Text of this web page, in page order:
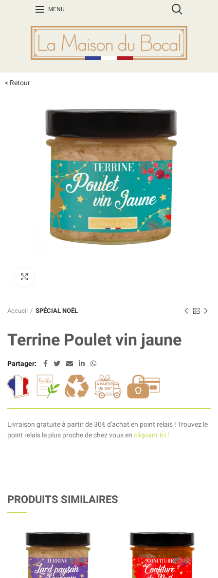
MENU
< Retour
Accueil SPÉCIAL NOËL
Terrine Poulet vin jaune
Livraison gratuite à partir de 30€ d'achat en point relais ! Trouvez le
point relais le plus proche de chez vous en cliquant ici !
Partager
PRODUITS SIMILAIRES